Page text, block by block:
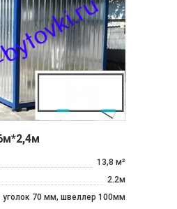
13,8 м²
2.2м
уголок 70 мм, швеллер 100мм